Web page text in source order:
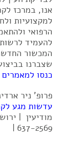
אנו, במרכז
למקצועיות
הרפואי
להעמיד
המכשור
שצברנו
כנסו למאמרים
פרופ' ניר
עדשות מגע
637-2569 |